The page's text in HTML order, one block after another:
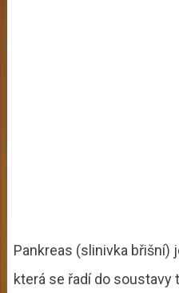
Pankreas (slinivka břišní)
která se řadí do